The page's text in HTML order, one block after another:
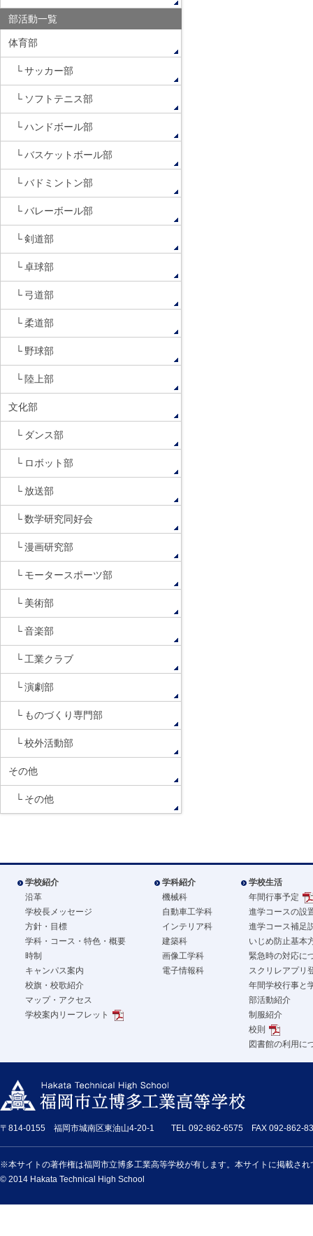
部活動一覧
体育部
サッカー部
ソフトテニス部
ハンドボール部
バスケットボール部
バドミントン部
バレーボール部
剣道部
卓球部
弓道部
柔道部
野球部
陸上部
文化部
ダンス部
ロボット部
放送部
数学研究同好会
漫画研究部
モータースポーツ部
美術部
音楽部
工業クラブ
演劇部
ものづくり専門部
校外活動部
その他
その他
学校紹介
沿革
学校長メッセージ
方針・目標
学科・コース・特色・概要
時制
キャンパス案内
校旗・校歌紹介
マップ・アクセス
学校案内リーフレット
学科紹介
機械科
自動車工学科
インテリア科
建築科
画像工学科
電子情報科
学校生活
年間行事予定
進学コースの設
進学コース補足
いじめ防止基本
緊急時の対応に
スクリレアプリ
年間学校行事と
部活動紹介
制服紹介
校則
図書館の利用に
〒814-0155 福岡市城南区東油山4-20-1 TEL 092-862-6575 FAX 092-862-
※本サイトの著作権は福岡市立博多工業高等学校が有します。本サイトに掲載さ
© 2014 Hakata Technical High School